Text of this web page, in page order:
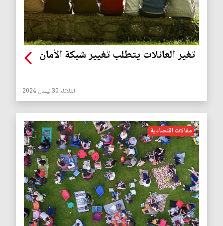
تغير العائلات يتطلب تغيير شبكة الأمان
الثلاثاء 30 نيسان 2024
مقالات اقتصادية